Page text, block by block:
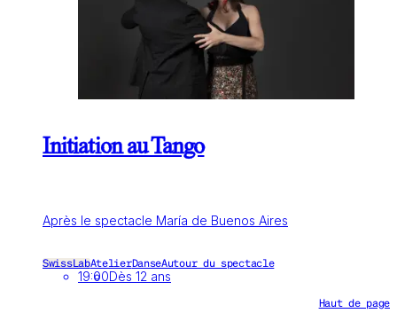
Initiation au Tango
Après le spectacle María de Buenos Aires
SwissLabAtelierDanseAutour du spectacle
19:00Dès 12 ans
Haut de page